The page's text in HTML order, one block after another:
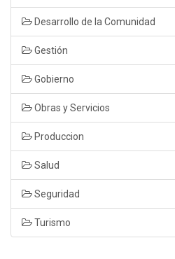
Desarrollo de la Comunidad
Gestión
Gobierno
Obras y Servicios
Produccion
Salud
Seguridad
Turismo